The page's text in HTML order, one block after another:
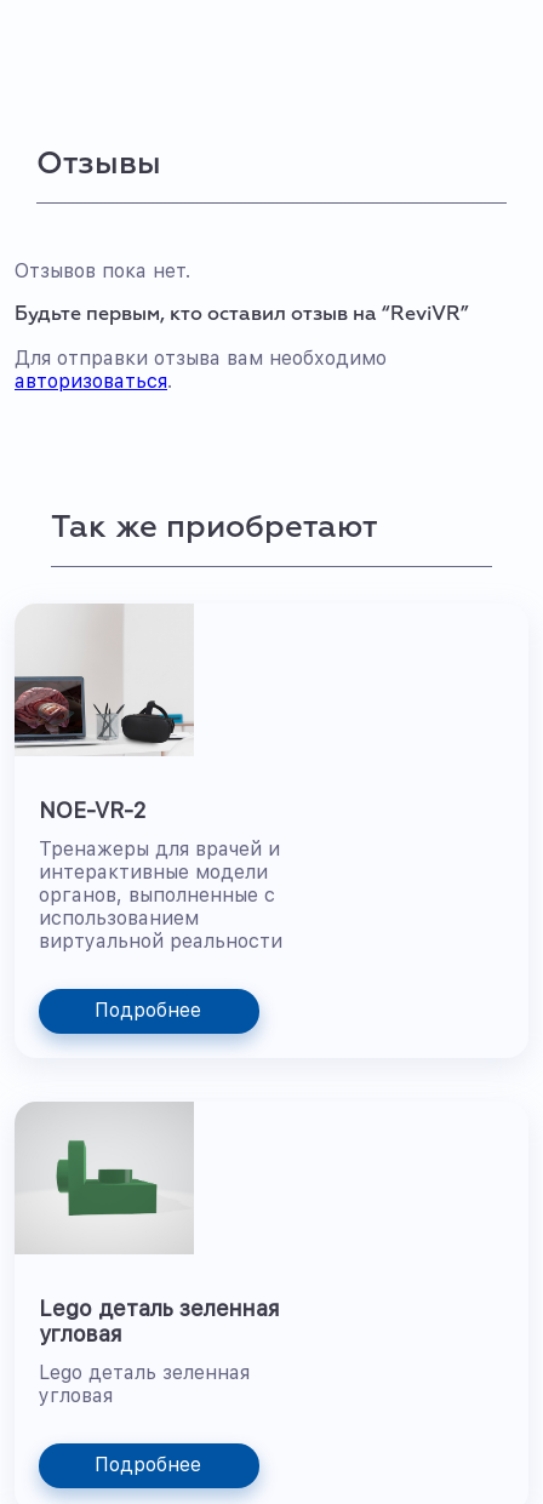
Отзывы
Отзывов пока нет.
Будьте первым, кто оставил отзыв на “ReviVR”
Для отправки отзыва вам необходимо
авторизоваться.
Так же приобретают
NOE-VR-2
Тренажеры для врачей и
интерактивные модели
органов, выполненные с
использованием
виртуальной реальности
Подробнее
Lego деталь зеленная
угловая
Lego деталь зеленная
угловая
Подробнее